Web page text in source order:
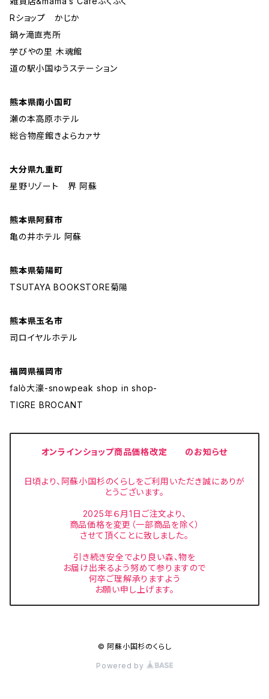
Rショップ かじか
鍋ヶ滝直売所
学びやの里 木魂館
道の駅小国ゆうステーション
熊本県南小国町
瀬の本高原ホテル
総合物産館きよらカァサ
大分県九重町
星野リゾート 界 阿蘇
熊本県阿蘇市
亀の井ホテル 阿蘇
熊本県菊陽町
TSUTAYA BOOKSTORE菊陽
熊本県玉名市
司ロイヤルホテル
福岡県福岡市
falò大濠-snowpeak shop in shop-
TIGRE BROCANT
オンラインショップ商品価格改定 のお知らせ
日頃より、阿蘇小国杉のくらしをご利用いただき誠にありが
とうございます。
2025年６月1日ご注文より、
商品価格を変更（一部商品を除く）
させて頂くことに致しました。
引き続き安全でより良い森、物を
お届け出来るよう努めて参りますので
何卒ご理解承りますよう
お願い申し上げます。
© 阿蘇小国杉のくらし
Powered by